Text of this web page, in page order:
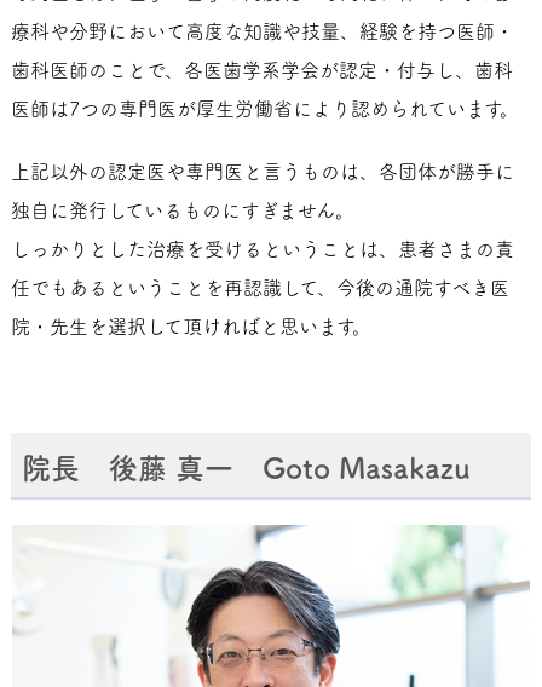
療科や分野において高度な知識や技量、経験を持つ医師・
歯科医師のことで、各医歯学系学会が認定・付与し、歯科
医師は7つの専門医が厚生労働省により認められています。
上記以外の認定医や専門医と言うものは、各団体が勝手に
独自に発行しているものにすぎません。
しっかりとした治療を受けるということは、患者さまの責
任でもあるということを再認識して、今後の通院すべき医
院・先生を選択して頂ければと思います。
院長 後藤 真一 Goto Masakazu